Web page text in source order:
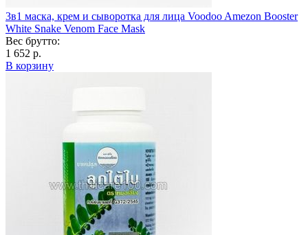
3в1 маска, крем и сыворотка для лица Voodoo Amezon Booster
White Snake Venom Face Mask
Вес брутто:
1 652 р.
В корзину